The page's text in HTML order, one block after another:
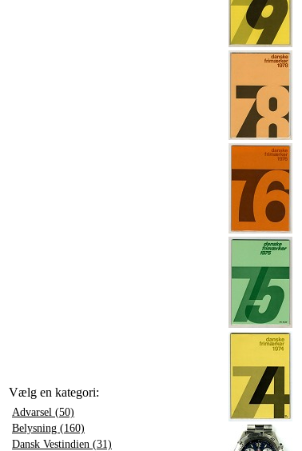
Vælg en kategori:
Advarsel (50)
Belysning (160)
Dansk Vestindien (31)